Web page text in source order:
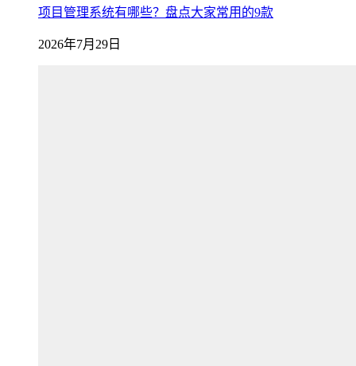
项目管理系统有哪些？盘点大家常用的9款
2026年7月29日